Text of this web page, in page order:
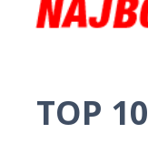
TOP 10